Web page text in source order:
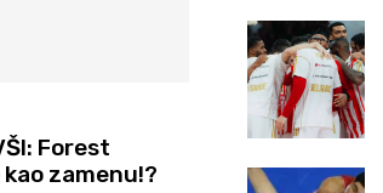
Forest
zamenu!?